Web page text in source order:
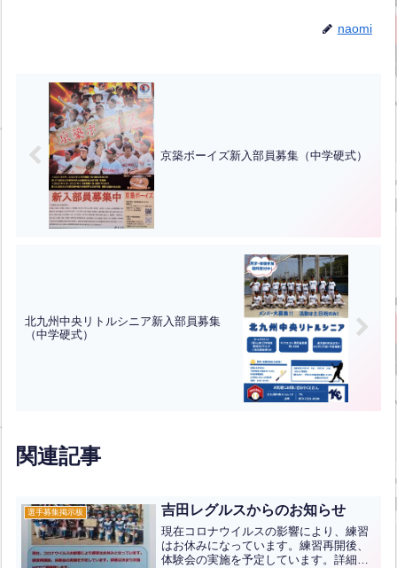
naomi
京築ボーイズ新入部員募集（中学硬式）
北九州中央リトルシニア新入部員募集
（中学硬式）
関連記事
選手募集掲示板 吉田レグルスからのお知らせ
現在コロナウイルスの影響により、練習
はお休みになっています。練習再開後、
体験会の実施を予定しています。詳細は